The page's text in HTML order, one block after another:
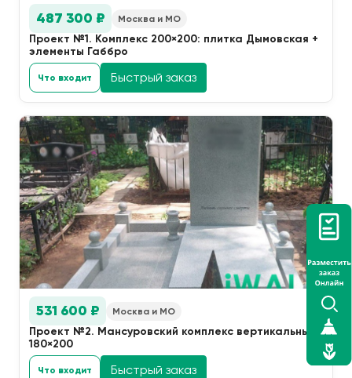
487 300 ₽ Москва и МО
Проект №1. Комплекс 200×200: плитка Дымовская +
элементы Габбро
Что входит Быстрый заказ
531 600 ₽ Москва и МО
Проект №2. Мансуровский комплекс вертикальный
180×200
Что входит Быстрый заказ